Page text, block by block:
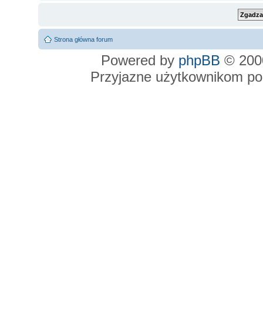
Strona główna forum
Powered by phpBB ©
Przyjazne użytkownikom